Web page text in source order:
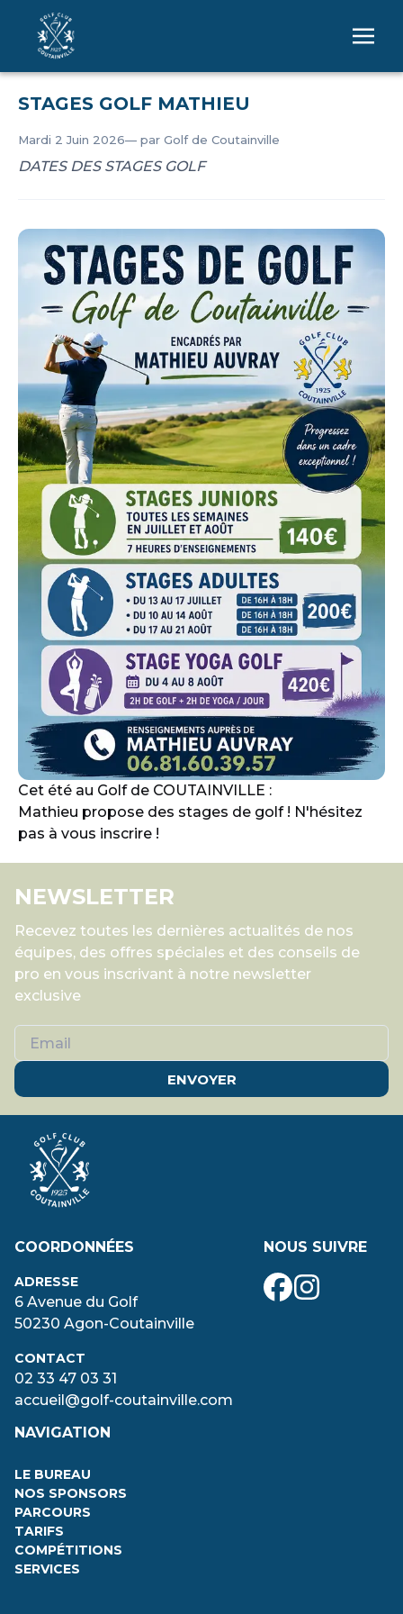
STAGES GOLF MATHIEU
Mardi 2 Juin 2026— par Golf de Coutainville
DATES DES STAGES GOLF
Cet été au Golf de COUTAINVILLE :
Mathieu propose des stages de golf ! N'hésitez
pas à vous inscrire !
NEWSLETTER
Recevez toutes les dernières actualités de nos
équipes, des offres spéciales et des conseils de
pro en vous inscrivant à notre newsletter
exclusive
ENVOYER
COORDONNÉES
ADRESSE
6 Avenue du Golf
50230 Agon-Coutainville
CONTACT
02 33 47 03 31
accueil@golf-coutainville.com
NAVIGATION
LE BUREAU
NOS SPONSORS
PARCOURS
TARIFS
COMPÉTITIONS
SERVICES
NOUS SUIVRE